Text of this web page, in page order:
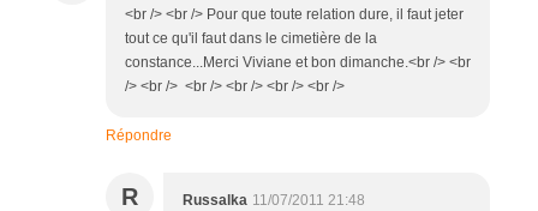
<br /> <br /> Pour que toute relation dure, il faut jeter
tout ce qu'il faut dans le cimetière de la
constance...Merci Viviane et bon dimanche.<br /> <br
/> <br /> <br /> <br /> <br /> <br />
Répondre
R Russalka 11/07/2011 21:48